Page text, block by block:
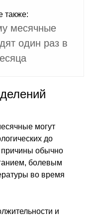
также:
месячные
один раз в
могут
до
причины обычно
болевым
во время
и